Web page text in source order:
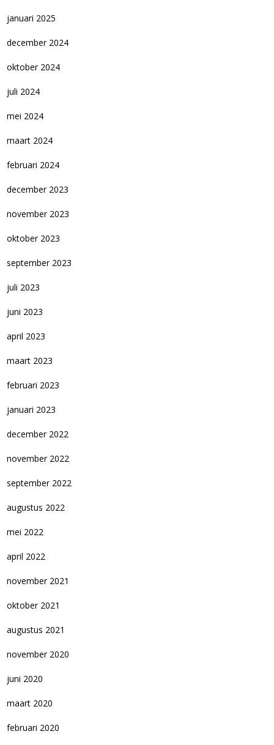
januari 2025
december 2024
oktober 2024
juli 2024
mei 2024
maart 2024
februari 2024
december 2023
november 2023
oktober 2023
september 2023
juli 2023
juni 2023
april 2023
maart 2023
februari 2023
januari 2023
december 2022
november 2022
september 2022
augustus 2022
mei 2022
april 2022
november 2021
oktober 2021
augustus 2021
november 2020
juni 2020
maart 2020
februari 2020